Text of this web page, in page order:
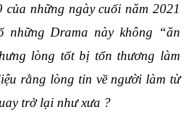
của những ngày cuối năm 2021
những Drama này không “ăn
lòng tốt bị tổn thương làm
rằng lòng tin về người làm từ
trở lại như xưa ?